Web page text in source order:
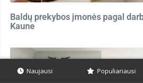
Baldų prekybos įmonės pagal
Kaune
Naujausi Populiariausi